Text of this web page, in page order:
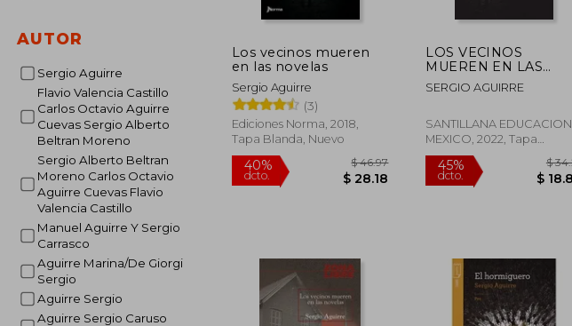
AUTOR
Sergio Aguirre
Flavio Valencia Castillo
Carlos Octavio Aguirre
Cuevas Sergio Alberto
Beltran Moreno
Sergio Alberto Beltran
Moreno Carlos Octavio
Aguirre Cuevas Flavio
Valencia Castillo
Manuel Aguirre Y Sergio
Carrasco
Aguirre Marina/De Giorgi
Sergio
Aguirre Sergio
Aguirre Sergio Caruso
Los vecinos mueren
en las novelas
Sergio Aguirre
(3)
Ediciones Norma, 2018,
Tapa Blanda, Nuevo
40%
dcto.
LOS VECINOS
MUEREN EN LAS
NOVELAS
SERGIO AGUIRRE
SANTILLANA EDUCACION
MEXICO, 2022, Tapa
Blanda, Nuevo
45%
dcto.